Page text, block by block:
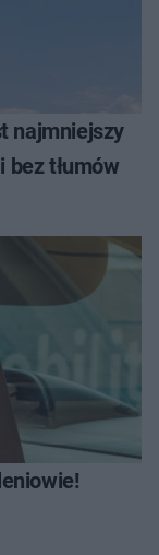
najmniejszy
bez tłumów